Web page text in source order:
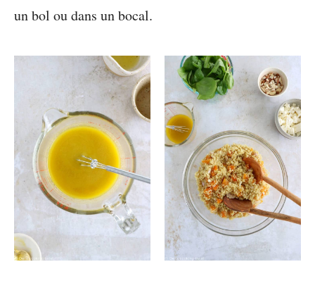
un bol ou dans un bocal.